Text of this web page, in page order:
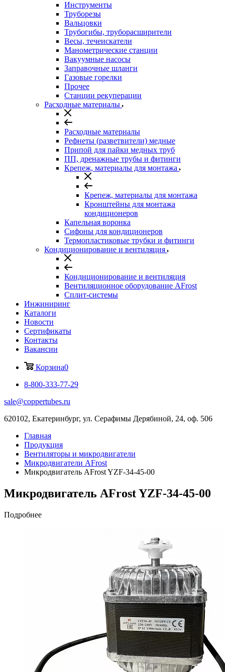
Инструменты
Труборезы
Вальцовки
Трубогибы, труборасширители
Весы, течеискатели
Манометрические станции
Вакуумные насосы
Заправочные шланги
Газовые горелки
Прочее
Станции рекуперации
Расходные материалы
Расходные материалы
Рефнеты (разветвители) медные
Припой для пайки медных труб
ПП, дренажные трубы и фитинги
Крепеж, материалы для монтажа
Крепеж, материалы для монтажа
Кронштейны для монтажа
кондиционеров
Капельная воронка
Сифоны для кондиционеров
Термопластиковые трубки и фитинги
Кондиционирование и вентиляция
Кондиционирование и вентиляция
Вентиляционное оборудование AFrost
Сплит-системы
Инжиниринг
Каталоги
Новости
Сертификаты
Контакты
Вакансии
Корзина0
8-800-333-77-29
sale@coppertubes.ru
620102, Екатеринбург, ул. Серафимы Дерябиной, 24, оф. 506
Главная
Продукция
Вентиляторы и микродвигатели
Микродвигатели AFrost
Микродвигатель AFrost YZF-34-45-00
Микродвигатель AFrost YZF-34-45-00
Подробнее